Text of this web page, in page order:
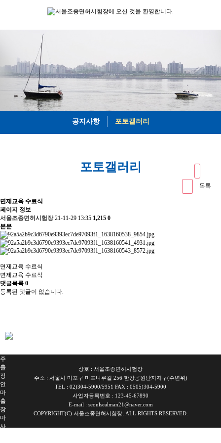
공지사항 포토갤러리
포토갤러리
목록
면제교육 수료식
페이지 정보
서울조종면허시험장 21-11-29 13:35 1,215 0
본문
면제교육 수료식
면제교육 수료식
댓글목록 0
등록된 댓글이 없습니다.
안
마
주
출
장
안
마
출
장
마
사
상호 : 서울조종면허시험장
주소 : 서울시 마포구 마포나루길 256 한강공원난지지구(수변위)
TEL : 02)304-5900/5951 FAX : 0505)304-5900
사업자등록번호 : 123-45-67890
E-mail : seoulsealman21@naver.com
COPYRIGHT(C) 서울조종면허시험장, ALL RIGHTS RESERVED.